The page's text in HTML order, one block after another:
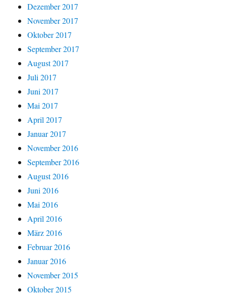
Dezember 2017
November 2017
Oktober 2017
September 2017
August 2017
Juli 2017
Juni 2017
Mai 2017
April 2017
Januar 2017
November 2016
September 2016
August 2016
Juni 2016
Mai 2016
April 2016
März 2016
Februar 2016
Januar 2016
November 2015
Oktober 2015